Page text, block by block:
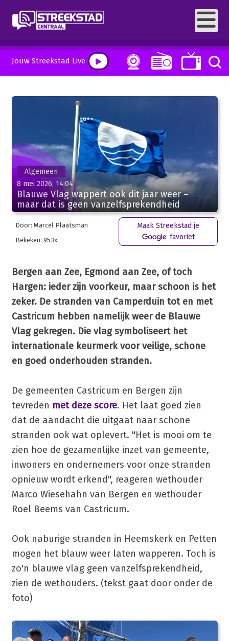
Jouw Streekstad Live
Algemeen
8 mei 2026, 14:04
Blauwe Vlag wappert ook dit jaar weer –
maar dat is geen vanzelfsprekendheid
Door: Marcel Plaatsman
Bekeken: 953x
Maak Streekstad je
favoriet
Bergen aan Zee, Egmond aan Zee, of toch
Hargen: ieder zijn voorkeur, maar schoon is het
zeker. De stranden van Camperduin tot en met
Castricum hebben namelijk weer de Blauwe
Vlag gekregen. Die vlag symboliseert het
internationale keurmerk voor veilige, schone
en goed onderhouden stranden.
De gemeenten Castricum en Bergen zijn
tevreden met deze score. Het laat goed zien
dat de aandacht die uitgaat naar schone
stranden ook wat oplevert. "Het is mooi om te
zien hoe de gezamenlijke inzet van gemeente,
inwoners en ondernemers voor onze stranden
opnieuw wordt erkend", reageren wethouder
Marco Wiesehahn van Bergen en wethouder
Roel Beems van Castricum.
Ook naburige stranden in Heemskerk en Petten
mogen het blauw weer laten wapperen. Toch is
zo'n blauwe vlag geen vanzelfsprekendheid,
zien de wethouders. (tekst gaat door onder de
foto)